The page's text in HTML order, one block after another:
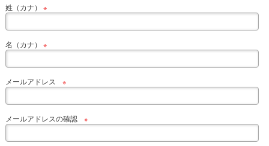
姓（カナ） ※
名（カナ） ※
メールアドレス ※
メールアドレスの確認※